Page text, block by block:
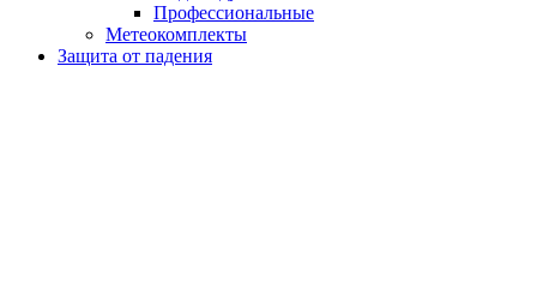
Профессиональные
Метеокомплекты
Защита от падения